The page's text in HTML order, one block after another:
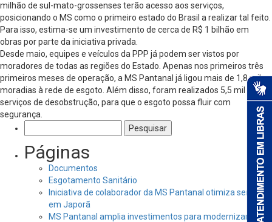
milhão de sul-mato-grossenses terão acesso aos serviços,
posicionando o MS como o primeiro estado do Brasil a realizar tal feito.
Para isso, estima-se um investimento de cerca de R$ 1 bilhão em
obras por parte da iniciativa privada.
Desde maio, equipes e veículos da PPP já podem ser vistos por
moradores de todas as regiões do Estado. Apenas nos primeiros três
primeiros meses de operação, a MS Pantanal já ligou mais de 1,8 mil
moradias à rede de esgoto. Além disso, foram realizados 5,5 mil
serviços de desobstrução, para que o esgoto possa fluir com
segurança.
por:
Páginas
Documentos
Esgotamento Sanitário
Iniciativa de colaborador da MS Pantanal otimiza serviços
em Japorã
MS Pantanal amplia investimentos para modernizar o